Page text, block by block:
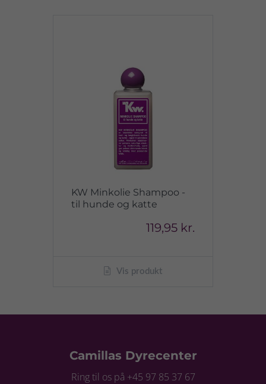
KW Minkolie Shampoo -
til hunde og katte
119,95 kr.
Vis produkt
Camillas Dyrecenter
Ring til os på +45 97 85 37 67